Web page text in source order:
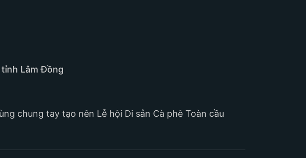
Lâm Đồng
chung tay tạo nên Lễ hội Di sản Cà phê Toàn cầu